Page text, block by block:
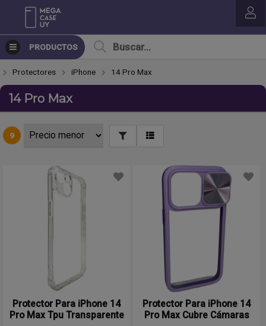
PRODUCTOS
Protectores iPhone 14 Pro Max
14 Pro Max
9
Protector Para iPhone 14
Pro Max Tpu Transparente
Protector Para iPhone 14
Pro Max Cubre Cámaras